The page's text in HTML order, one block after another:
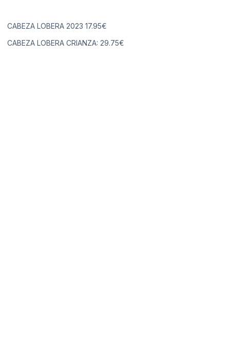
CABEZA LOBERA 2023 17.95€
CABEZA LOBERA CRIANZA: 29.75€